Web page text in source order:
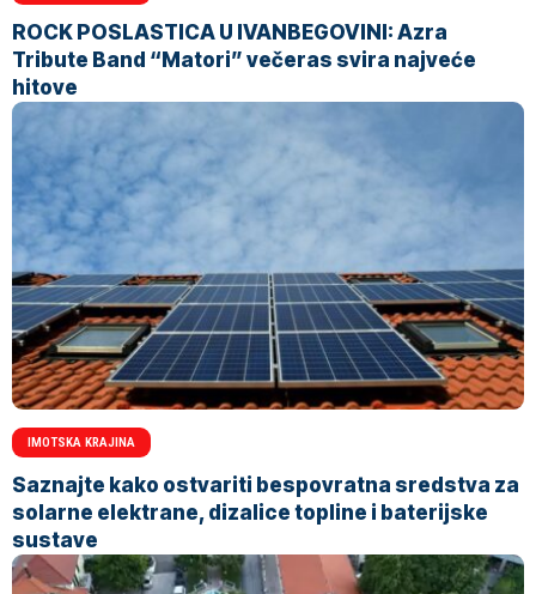
ROCK POSLASTICA U IVANBEGOVINI: Azra
Tribute Band “Matori” večeras svira najveće
hitove
IMOTSKA KRAJINA
Saznajte kako ostvariti bespovratna sredstva za
solarne elektrane, dizalice topline i baterijske
sustave